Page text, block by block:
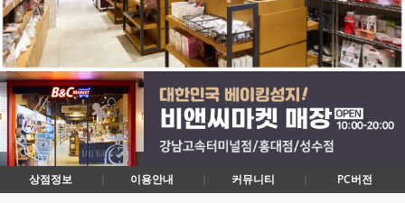
상점정보 이용안내 커뮤니티 PC버전